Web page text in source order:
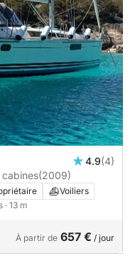
4.9(4)
(2009)
Voiliers
· 13 m
À partir de 657 € / jour